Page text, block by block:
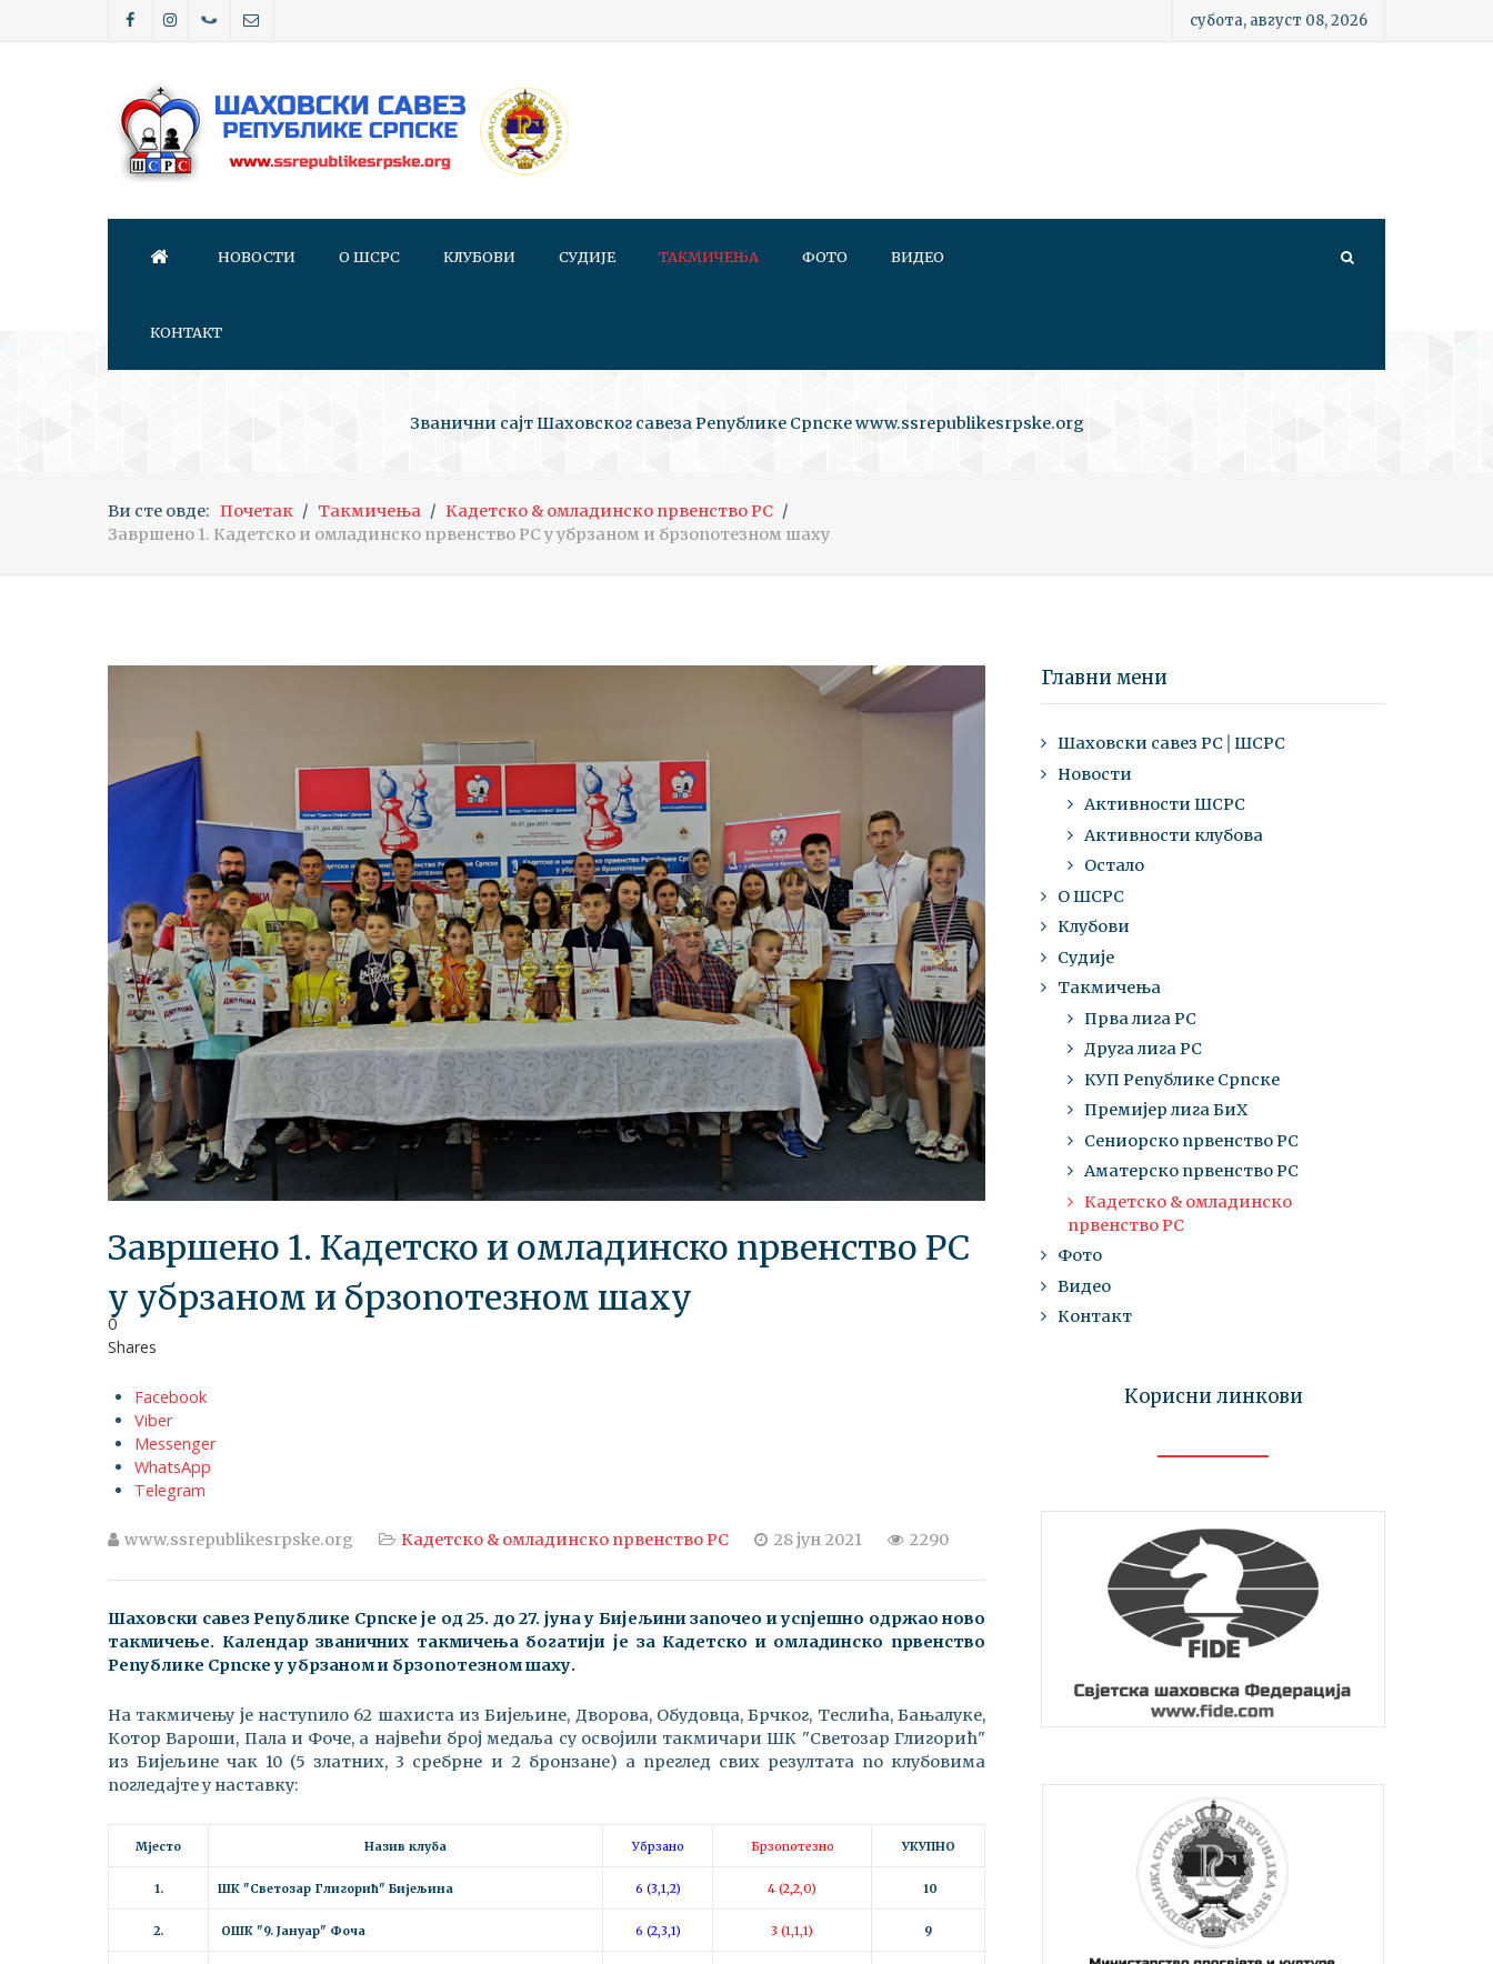
субота, август 08, 2026
НОВОСТИ О ШСРС КЛУБОВИ СУДИЈЕ ТАКМИЧЕЊА ФОТО ВИДЕО
КОНТАКТ
Званични сајт Шаховског савеза Републике Српске www.ssrepublikesrpske.org
Ви сте овде: Почетак Такмичења
Кадетско & омладинско првенство РС
Завршено 1. Кадетско и омладинско првенство РС у убрзаном и брзопотезном шаху
Завршено 1. Кадетско и омладинско првенство РС
у убрзаном и брзопотезном шаху
0
Shares
Facebook
Viber
Messenger
WhatsApp
Telegram
www.ssrepublikesrpske.org Кадетско & омладинско првенство РС 28 јун 2021 2290
Шаховски савез Републике Српске је од 25. до 27. јуна у Бијељини започео и успјешно одржао ново
такмичење. Календар званичних такмичења богатији је за Кадетско и омладинско првенство
Републике Српске у убрзаном и брзопотезном шаху.
На такмичењу је наступило 62 шахиста из Бијељине, Дворова, Обудовца, Брчког, Теслића, Бањалуке,
Котор Вароши, Пала и Фоче, а највећи број медаља су освојили такмичари ШК "Светозар Глигорић"
из Бијељине чак 10 (5 златних, 3 сребрне и 2 бронзане) а преглед свих резултата по клубовима
погледајте у наставку:
Мјесто Назив клуба Убрзано Брзопотезно УКУПНО
1. ШК "Светозар Глигорић" Бијељина 6 (3,1,2) 4 (2,2,0) 10
2. ОШК "9. Јануар" Фоча 6 (2,3,1) 3 (1,1,1) 9
Главни мени
Шаховски савез РС│ШСРС
Новости
Активности ШСРС
Активности клубова
Остало
О ШСРС
Клубови
Судије
Такмичења
Прва лига РС
Друга лига РС
КУП Републике Српске
Премијер лига БиХ
Сениорско првенство РС
Аматерско првенство РС
Кадетско & омладинско
првенство РС
Фото
Видео
Контакт
Корисни линкови